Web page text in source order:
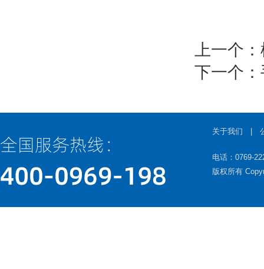
上一个：
下一个：
关于我们
电话：0769-
版权所有